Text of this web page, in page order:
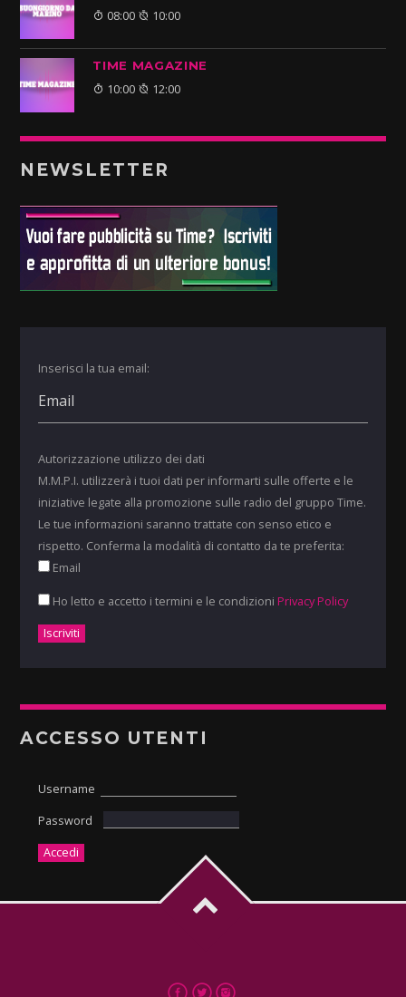
08:00 10:00
TIME MAGAZINE
10:00 12:00
NEWSLETTER
Inserisci la tua email:
Autorizzazione utilizzo dei dati
M.M.P.I. utilizzerà i tuoi dati per informarti sulle offerte e le
iniziative legate alla promozione sulle radio del gruppo Time.
Le tue informazioni saranno trattate con senso etico e
rispetto. Conferma la modalità di contatto da te preferita:
Email
Ho letto e accetto i termini e le condizioni Privacy Policy
ACCESSO UTENTI
Username
Password